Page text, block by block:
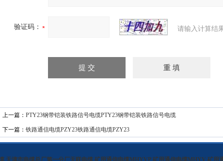
验证码： 请输入计算结
上一篇： PTY23钢带铠装铁路信号电缆PTY23钢带铠装铁路信号电缆
下一篇： 铁路通信电缆PZY23铁路通信电缆PZY23
, 天津市电缆总厂第一分厂天联电缆, 矿用通信电缆MHYVP, 矿用通信电缆MHYV 矿用